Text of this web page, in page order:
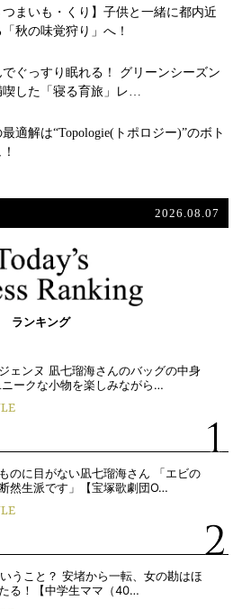
つまいも・くり】子供と一緒に都内近
秋の味覚狩り」へ！
ぐっすり眠れる！ グリーンシーズン
喫した「寝る育旅」レ…
適解は“Topologie(トポロジー)”のボト
2026.08.07
ランキング
ェンヌ 凪七瑠海さんのバッグの中身
ークな小物を楽しみながら…
のに目がない凪七瑠海さん 「エビの
然生派です」【宝塚歌劇団O…
うこと？ 安堵から一転、女の勘はほ
る！【中学生ママ（40…